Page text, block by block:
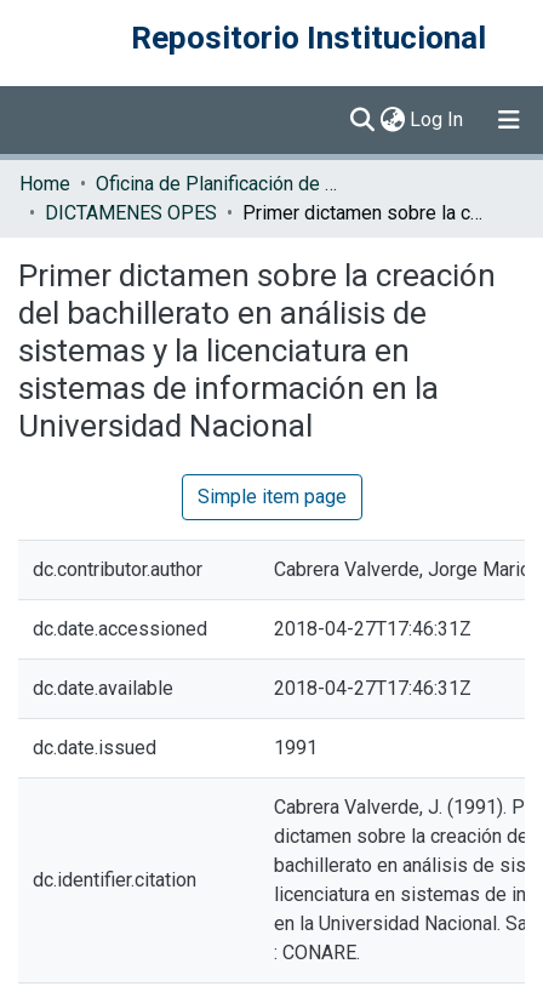
Repositorio Institucional
Log In (current)
Communities & Collections
Browse DSpace
Statistics
Home
Oficina de Planificación de la Educación Superior (OPES)
DICTAMENES OPES
Primer dictamen sobre la creación del bachillerato en análisis de sistemas y la licenciatura en sistemas de información en la Universidad Nacional
Primer dictamen sobre la creación
del bachillerato en análisis de
sistemas y la licenciatura en
sistemas de información en la
Universidad Nacional
Simple item page
dc.contributor.author Cabrera Valverde, Jorge Mario
dc.date.accessioned 2018-04-27T17:46:31Z
dc.date.available 2018-04-27T17:46:31Z
dc.date.issued 1991
dc.identifier.citation
Cabrera Valverde, J. (1991).
dictamen sobre la creación del
bachillerato en análisis de
licenciatura en sistemas de
en la Universidad Nacional. San
: CONARE.